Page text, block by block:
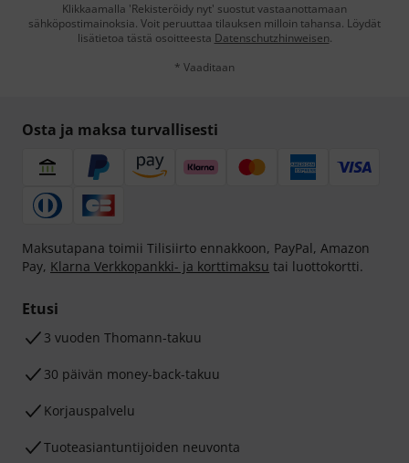
Klikkaamalla 'Rekisteröidy nyt' suostut vastaanottamaan
sähköpostimainoksia. Voit peruuttaa tilauksen milloin tahansa. Löydät
lisätietoa tästä osoitteesta Datenschutzhinweisen.
* Vaaditaan
Osta ja maksa turvallisesti
Maksutapana toimii Tilisiirto ennakkoon, PayPal, Amazon
Pay, Klarna Verkkopankki- ja korttimaksu tai luottokortti.
Etusi
3 vuoden Thomann-takuu
30 päivän money-back-takuu
Korjauspalvelu
Tuoteasiantuntijoiden neuvonta